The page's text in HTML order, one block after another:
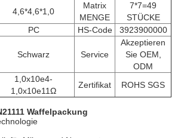
4,6*4,6*1,0
Matrix
MENGE
7*7=49
STÜCKE
PC HS-Code 3923900000
Schwarz Service
Akzeptieren
Sie OEM,
ODM
1,0x10e4-
1,0x10e11Ω
Zertifikat ROHS SGS
Waffelpackung